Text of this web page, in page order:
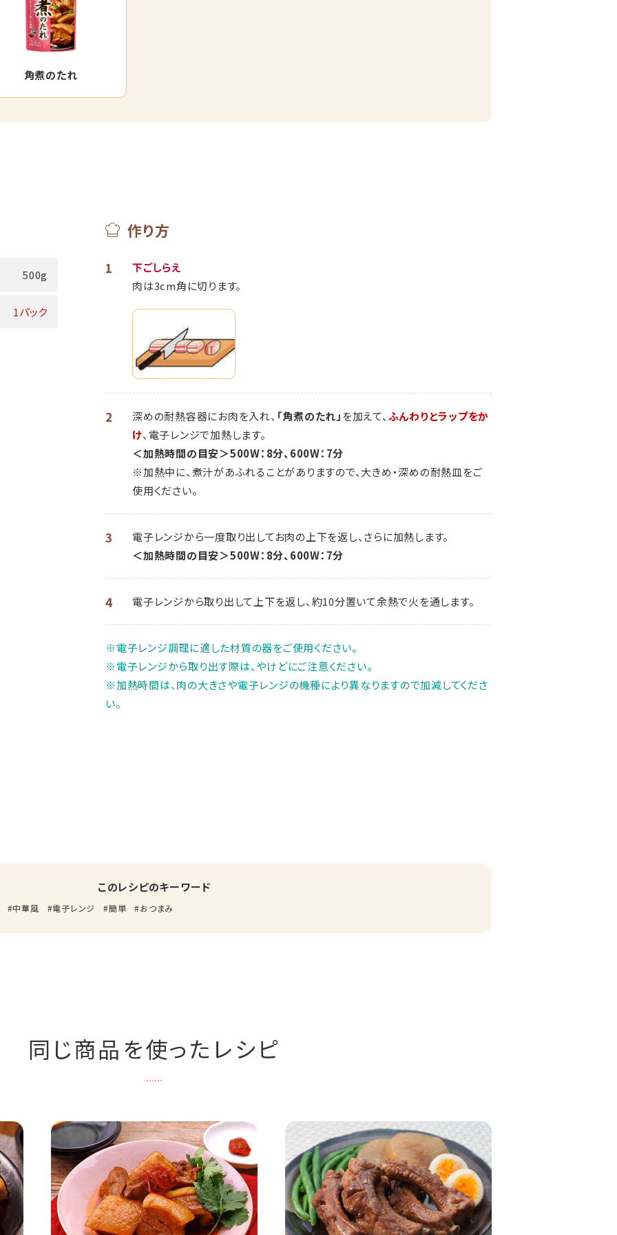
角煮のたれ
500g
1パック
作り方
1
下ごしらえ
肉は3cm角に切ります。
2 深めの耐熱容器にお肉を入れ、 「角煮のたれ」を加えて、ふんわりとラップをか
け、電子レンジで加熱します。
＜加熱時間の目安＞500W：8分、600W：7分
※加熱中に、煮汁があふれることがありますので、大きめ・深めの耐熱皿をご
使用ください。
3
電子レンジから一度取り出してお肉の上下を返し、さらに加熱します。
＜加熱時間の目安＞500W：8分、600W：7分
4 電子レンジから取り出して上下を返し、約10分置いて余熱で火を通します。
※電子レンジ調理に適した材質の器をご使用ください。
※電子レンジから取り出す際は、やけどにご注意ください。
※加熱時間は、肉の大きさや電子レンジの機種により異なりますので加減してくださ
い。
このレシピのキーワード
中華風 電子レンジ 簡単 おつまみ
同じ商品を使ったレシピ